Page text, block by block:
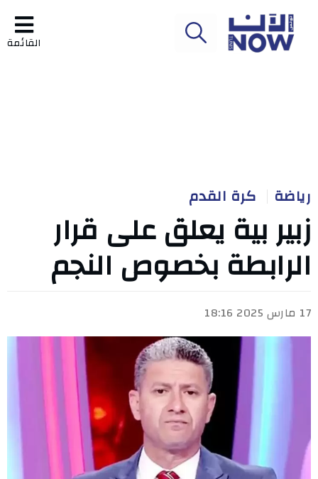
القائمة
رياضة كرة القدم
زبير بية يعلق على قرار
الرابطة بخصوص النجم
17 مارس 2025 18:16